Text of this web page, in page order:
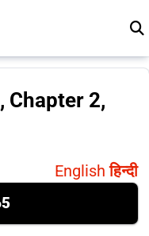
Chapter 2,
English हिन्दी